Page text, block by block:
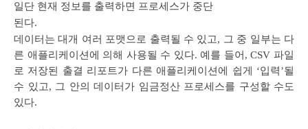
일단 현재 정보를 출력하면 프로세스가 중단
된다.
데이터는 대개 여러 포맷으로 출력될 수 있고, 그 중 일부는 다
른 애플리케이션에 의해 사용될 수 있다. 예를 들어, CSV 파일
로 저장된 출결 리포트가 다른 애플리케이션에 쉽게 ‘입력’될
수 있고, 그 안의 데이터가 임금정산 프로세스를 구성할 수도
있다.